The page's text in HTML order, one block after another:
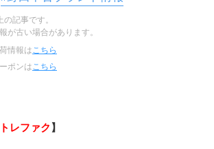
記事です。
が古い場合があります。
情報は こちら
ポンは こちら
レファク 】